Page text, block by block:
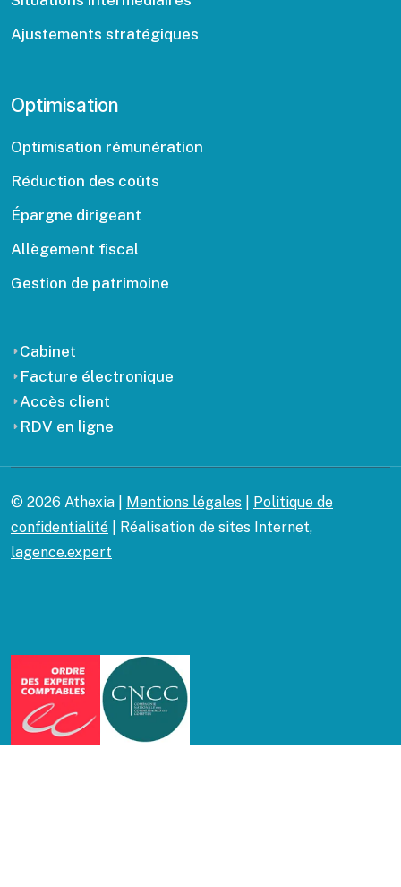
Ajustements stratégiques
Optimisation
Optimisation rémunération
Réduction des coûts
Épargne dirigeant
Allègement fiscal
Gestion de patrimoine
Cabinet
Facture électronique
Accès client
RDV en ligne
© 2026 Athexia | Mentions légales
Politique de
confidentialité | Réalisation de sites Internet,
lagence.expert